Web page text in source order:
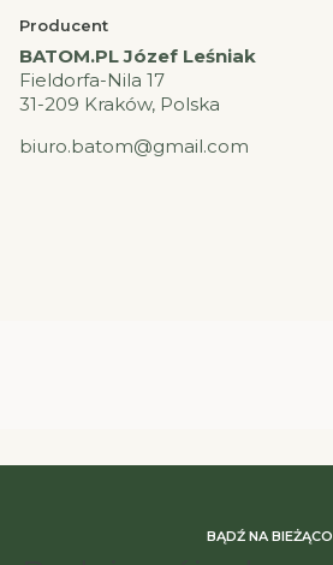
Producent
BATOM.PL Józef Leśniak
Fieldorfa-Nila 17
31-209 Kraków, Polska
biuro.batom@gmail.com
BĄDŹ NA BIEŻĄCO